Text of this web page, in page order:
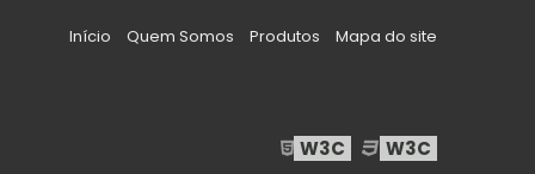
Início Quem Somos Produtos Mapa do site
W3C W3C